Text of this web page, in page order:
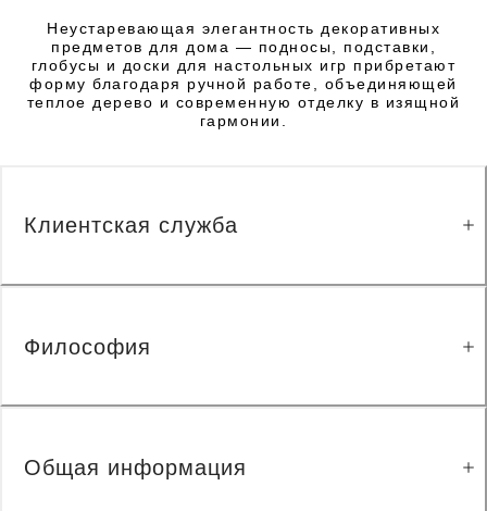
Неустаревающая элегантность декоративных
предметов для дома — подносы, подставки,
глобусы и доски для настольных игр прибретают
форму благодаря ручной работе, объединяющей
теплое дерево и современную отделку в изящной
гармонии.
Клиентская служба
Философия
Общая информация